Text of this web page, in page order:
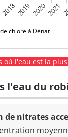
chlore à Dénat
2018201920202021
où l'eau est la
l'eau du
de nitrates